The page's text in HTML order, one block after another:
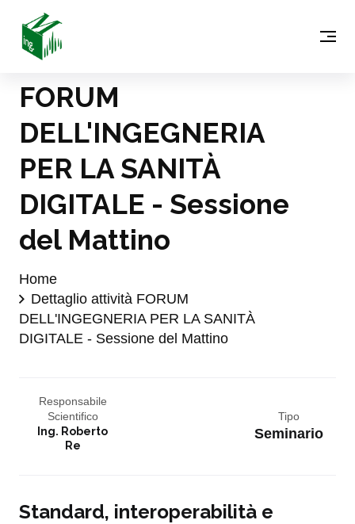
FORUM
DELL'INGEGNERIA
PER LA SANITÀ
DIGITALE - Sessione
del Mattino
Home
Dettaglio attività FORUM
DELL'INGEGNERIA PER LA SANITÀ
DIGITALE - Sessione del Mattino
Responsabile
Scientifico
Ing. Roberto
Re
Tipo
Seminario
Standard, interoperabilità e